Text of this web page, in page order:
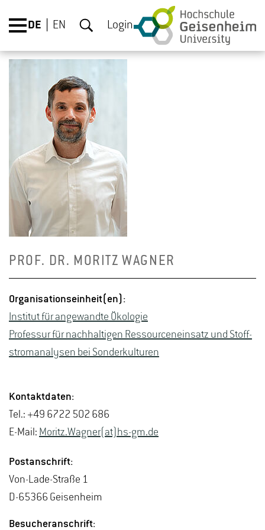
DE EN Login
PROF. DR. MO­RITZ WAG­NER
Or­ga­ni­sa­ti­ons­ein­heit(en):
In­sti­tut für an­ge­wand­te Öko­lo­gie
Pro­fes­sur für nach­hal­ti­gen Res­sour­cen­ein­satz und Stoff­
strom­ana­ly­sen bei Son­der­kul­tu­ren
Kon­takt­da­ten:
Tel.: +49 6722 502 686
E-Mail: Mo­ritz.Wag­ner(at)hs-​gm.​de
Post­an­schrift:
Von-La­de-Stra­ße 1
D-65366 Gei­sen­heim
Be­su­cher­an­schrift: